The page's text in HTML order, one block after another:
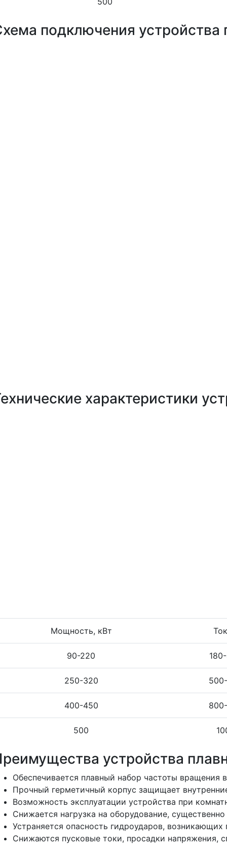
подключения устройства
характеристики
Мощность, кВт
90-220
250-320
400-450
500
устройства
Обеспечивается плавный набор частоты вращения
Прочный герметичный корпус защищает
Возможность эксплуатации устройства при
Снижается нагрузка на оборудование,
Устраняется опасность гидроударов,
Снижаются пусковые токи, просадки напряжения,